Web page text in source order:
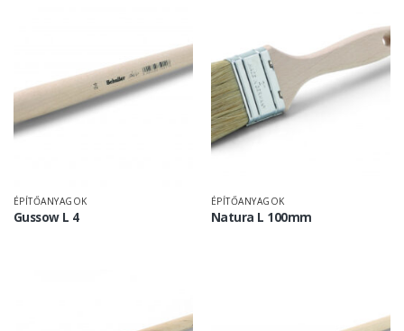
ÉPÍTŐANYAGOK
Gussow L 4
ÉPÍTŐANYAGOK
Natura L 100mm